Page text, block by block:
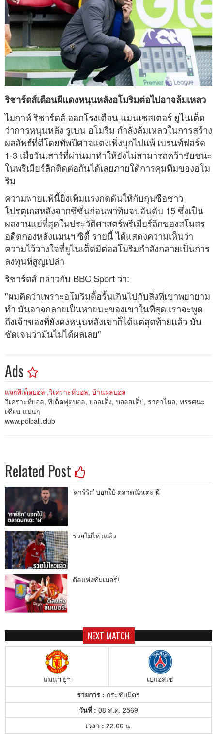
ริชาร์ดส์เตือนผีแดงหนุนหลังอโมริมต่อไปอาจล้มเหลว
ไมกาห์ ริชาร์ดส์ ออกโรงเตือน แมนเชสเตอร์ ยูไนเต็ด
ว่าการหนุนหลัง รูเบน อโมริม กำลังล้มเหลวในการสร้าง
ผลลัพธ์ที่ดีโดยทัพปีศาจแดงเพิ่งบุกไปแพ้ เบรนท์ฟอร์ด
1-3 เมื่อวันเสาร์ที่ผ่านมาทำให้ยังไม่สามารถคว้าชัยชนะ
ในพรีเมียร์ลีกติดต่อกันได้เลยภายใต้การคุมทีมของอโม
ริม
ความพ่ายแพ้นี้ยิ่งเพิ่มแรงกดดันให้กับกุนซือชาว
โปรตุเกสหลังจากซีซั่นก่อนพาทีมจบอันดับ 15 ซึ่งเป็น
ผลงานแย่ที่สุดในประวัติศาสตร์พรีเมียร์ลีกของสโมสร
อดีตกองหลังแมนฯ ซิตี้ รายนี้ ได้แสดงความเห็นว่า
ความไว้วางใจที่ยูไนเต็ดมีต่ออโมริมกำลังกลายเป็นการ
ลงทุนที่สูญเปล่า
ริชาร์ดส์ กล่าวกับ BBC Sport ว่า:
"ผมคิดว่าเพราะอโมริมดื้อรั้นเกินไปกับสิ่งที่เขาพยายาม
ทำ มันอาจกลายเป็นหายนะของเขาในที่สุด เราจะพูด
ถึงเจ้าของที่ยังคงหนุนหลังเขาก็ได้แต่สุดท้ายแล้ว มัน
ชัดเจนว่ามันไม่ได้ผลเลย"
Ads
แจกทีเด็ดบอล ,วิเคราะห์บอล, บ้านผลบอล
วิเคราะห์บอล, ทีเด็ดฟุตบอล, บอลเต็ง, บอลสเต็ป, ราคาไหล, ทรรศนะ
เซียน แม่นๆ
www.polball.club
Related Post
'คาร์ริก' บอกใบ้ ตลาดนักเตะ 'ผี'
รวยไม่ไหวแล้ว
ดีลแห่งซัมเมอร์!
NEXT MATCH
แมนฯ ยูฯ
เปแอสเช
รายการ : กระชับมิตร
วันที่ : 08 ส.ค. 2569
เวลา : 22:00 น.